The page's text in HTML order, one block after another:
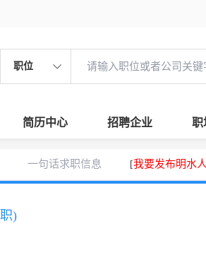
职位
简历中心 招聘企业 职
一句话求职信息 [我要发布明水
)